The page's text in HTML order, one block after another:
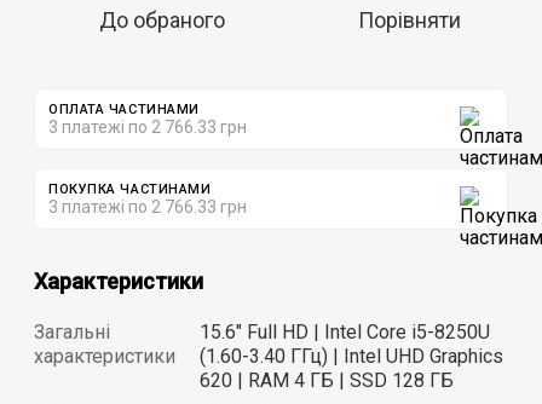
До обраного Порівняти
ОПЛАТА ЧАСТИНАМИ
3 платежі по 2 766.33 грн
ПОКУПКА ЧАСТИНАМИ
3 платежі по 2 766.33 грн
Характеристики
Загальні
характеристики
15.6" Full HD | Intel Core i5-8250U
(1.60-3.40 ГГц) | Intel UHD Graphics
620 | RAM 4 ГБ | SSD 128 ГБ